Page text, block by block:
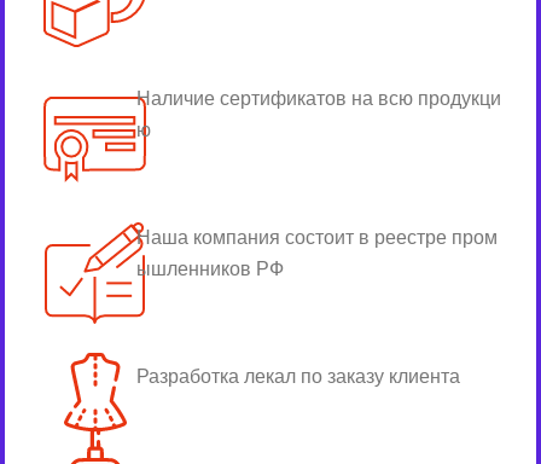
Наличие сертификатов на всю продукци
ю
Наша компания состоит в реестре пром
ышленников РФ
Разработка лекал по заказу клиента